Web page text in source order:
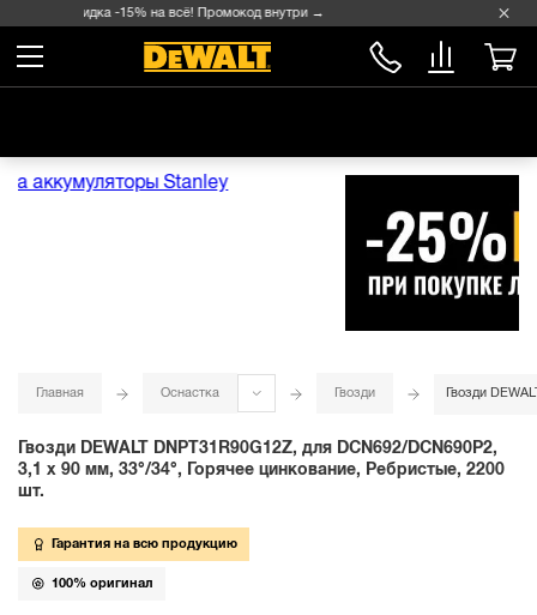
Скидка -15% на всё! Промокод внутри →
Главная Оснастка Гвозди Гвозди
Гвозди DEWALT DNPT31R90G12Z, для DCN692/DCN690P2,
3,1 x 90 мм, 33°/34°, Горячее цинкование, Ребристые, 2200
шт.
Гарантия на всю продукцию
100% оригинал